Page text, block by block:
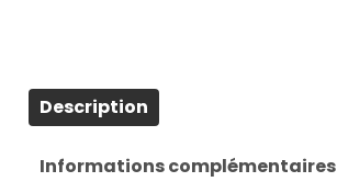
Description
Informations complémentaires